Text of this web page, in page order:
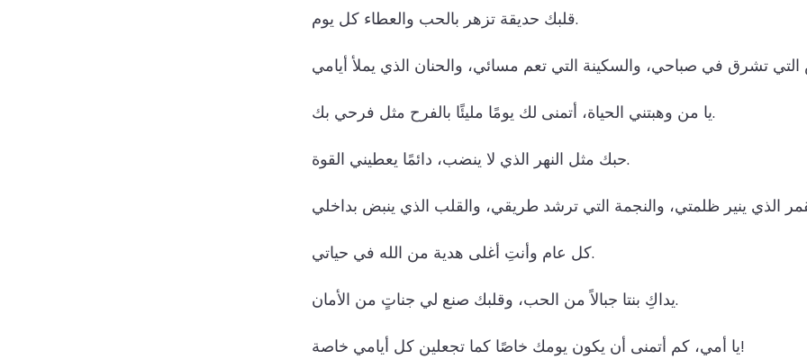
قلبك حديقة تزهر بالحب والعطاء كل يوم.
يا من وهبتني الحياة، أتمنى لك يومًا مليئًا بالفرح مثل فرحي بك.
حبك مثل النهر الذي لا ينضب، دائمًا يعطيني القوة.
كل عام وأنتِ أغلى هدية من الله في حياتي.
يداكِ بنتا جبالاً من الحب، وقلبك صنع لي جناتٍ من الأمان.
يا أمي، كم أتمنى أن يكون يومك خاصًا كما تجعلين كل أيامي خاصة!